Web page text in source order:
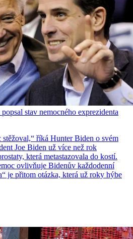
stav nemocného exprezidenta
říká Hunter Biden o svém
Joe Biden už více než rok
která metastazovala do kostí.
ovlivňuje Bidenův každodenní
je přitom otázka, která už roky hýbe